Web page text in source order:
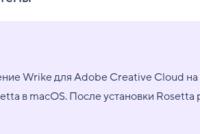
Wrike для Adobe Creative Cloud на
в macOS. После установки